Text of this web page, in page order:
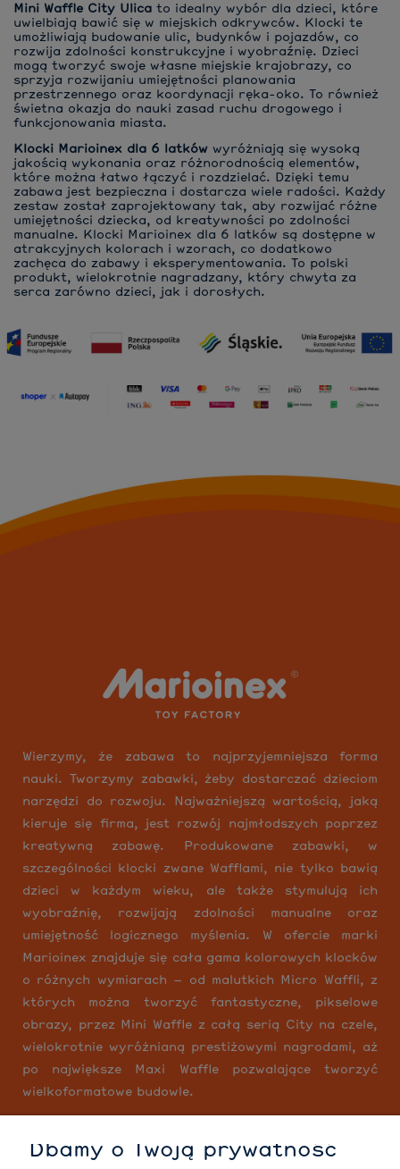
Mini Waffle City Ulica to idealny wybór dla dzieci, które
uwielbiają bawić się w miejskich odkrywców. Klocki te
umożliwiają budowanie ulic, budynków i pojazdów, co
rozwija zdolności konstrukcyjne i wyobraźnię. Dzieci
mogą tworzyć swoje własne miejskie krajobrazy, co
sprzyja rozwijaniu umiejętności planowania
przestrzennego oraz koordynacji ręka-oko. To również
świetna okazja do nauki zasad ruchu drogowego i
funkcjonowania miasta.
Klocki Marioinex dla 6 latków wyróżniają się wysoką
jakością wykonania oraz różnorodnością elementów,
które można łatwo łączyć i rozdzielać. Dzięki temu
zabawa jest bezpieczna i dostarcza wiele radości. Każdy
zestaw został zaprojektowany tak, aby rozwijać różne
umiejętności dziecka, od kreatywności po zdolności
manualne. Klocki Marioinex dla 6 latków są dostępne w
atrakcyjnych kolorach i wzorach, co dodatkowo
zachęca do zabawy i eksperymentowania. To polski
produkt, wielokrotnie nagradzany, który chwyta za
serca zarówno dzieci, jak i dorosłych.
Wierzymy, że zabawa to najprzyjemniejsza forma
nauki. Tworzymy zabawki, żeby dostarczać dzieciom
narzędzi do rozwoju. Najważniejszą wartością, jaką
kieruje się firma, jest rozwój najmłodszych poprzez
kreatywną zabawę. Produkowane zabawki, w
szczególności klocki zwane Wafflami, nie tylko bawią
dzieci w każdym wieku, ale także stymulują ich
wyobraźnię, rozwijają zdolności manualne oraz
umiejętność logicznego myślenia. W ofercie marki
Marioinex znajduje się cała gama kolorowych klocków
o różnych wymiarach – od malutkich Micro Waffli, z
których można tworzyć fantastyczne, pikselowe
obrazy, przez Mini Waffle z całą serią City na czele,
wielokrotnie wyróżnianą prestiżowymi nagrodami, aż
po największe Maxi Waffle pozwalające tworzyć
wielkoformatowe budowle.
Dbamy o Twoją prywatność